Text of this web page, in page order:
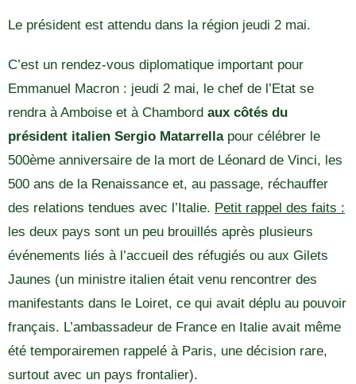
Le président est attendu dans la région jeudi 2 mai.
C’est un rendez-vous diplomatique important pour
Emmanuel Macron : jeudi 2 mai, le chef de l’Etat se
rendra à Amboise et à Chambord aux côtés du
président italien Sergio Matarrellapour célébrer le
500ème anniversaire de la mort de Léonard de Vinci, les
500 ans de la Renaissance et, au passage, réchauffer
des relations tendues avec l’Italie. Petit rappel des faits :
les deux pays sont un peu brouillés après plusieurs
événements liés à l’accueil des réfugiés ou aux Gilets
Jaunes (un ministre italien était venu rencontrer des
manifestants dans le Loiret, ce qui avait déplu au pouvoir
français. L’ambassadeur de France en Italie avait même
été temporairemen rappelé à Paris, une décision rare,
surtout avec un pays frontalier).